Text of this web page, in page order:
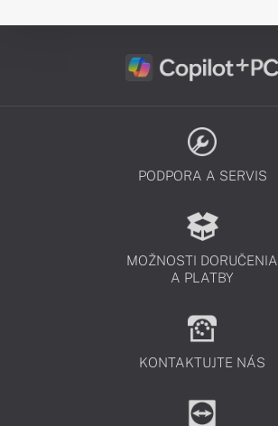
PODPORA A SERVIS
MOŽNOSTI DORUČENIA
A PLATBY
KONTAKTUJTE NÁS